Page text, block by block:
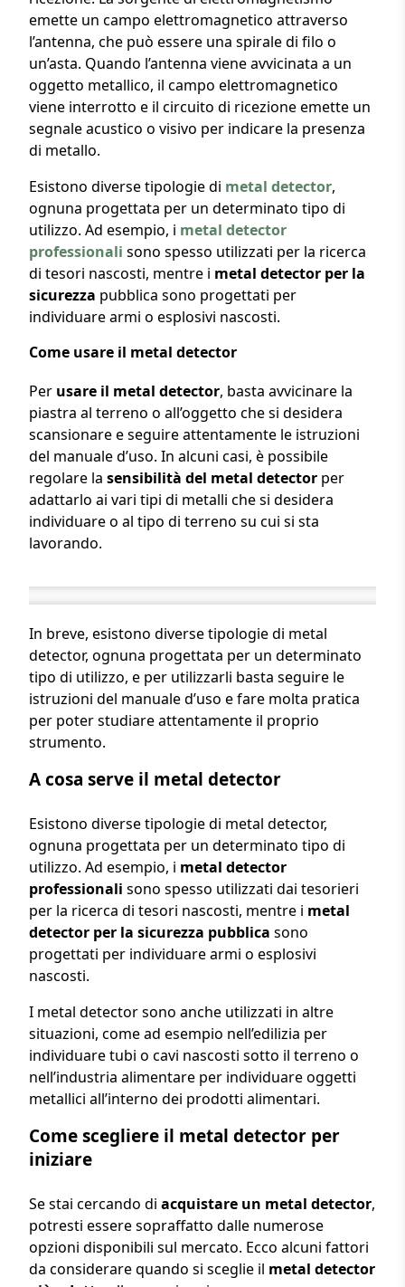
emette un campo elettromagnetico attraverso
l’antenna, che può essere una spirale di filo o
un’asta. Quando l’antenna viene avvicinata a un
oggetto metallico, il campo elettromagnetico
viene interrotto e il circuito di ricezione emette un
segnale acustico o visivo per indicare la presenza
di metallo.
Esistono diverse tipologie di metal detector,
ognuna progettata per un determinato tipo di
utilizzo. Ad esempio, i metal detector
professionali sono spesso utilizzati per la ricerca
di tesori nascosti, mentre i metal detector per la
sicurezza pubblica sono progettati per
individuare armi o esplosivi nascosti.
Come usare il metal detector
Per usare il metal detector, basta avvicinare la
piastra al terreno o all’oggetto che si desidera
scansionare e seguire attentamente le istruzioni
del manuale d’uso. In alcuni casi, è possibile
regolare la sensibilità del metal detector per
adattarlo ai vari tipi di metalli che si desidera
individuare o al tipo di terreno su cui si sta
lavorando.
In breve, esistono diverse tipologie di metal
detector, ognuna progettata per un determinato
tipo di utilizzo, e per utilizzarli basta seguire le
istruzioni del manuale d’uso e fare molta pratica
per poter studiare attentamente il proprio
strumento.
A cosa serve il metal detector
Esistono diverse tipologie di metal detector,
ognuna progettata per un determinato tipo di
utilizzo. Ad esempio, i metal detector
professionali sono spesso utilizzati dai tesorieri
per la ricerca di tesori nascosti, mentre i metal
detector per la sicurezza pubblica sono
progettati per individuare armi o esplosivi
nascosti.
I metal detector sono anche utilizzati in altre
situazioni, come ad esempio nell’edilizia per
individuare tubi o cavi nascosti sotto il terreno o
nell’industria alimentare per individuare oggetti
metallici all’interno dei prodotti alimentari.
Come scegliere il metal detector per
iniziare
Se stai cercando di acquistare un metal detector,
potresti essere sopraffatto dalle numerose
opzioni disponibili sul mercato. Ecco alcuni fattori
da considerare quando si sceglie il metal detector